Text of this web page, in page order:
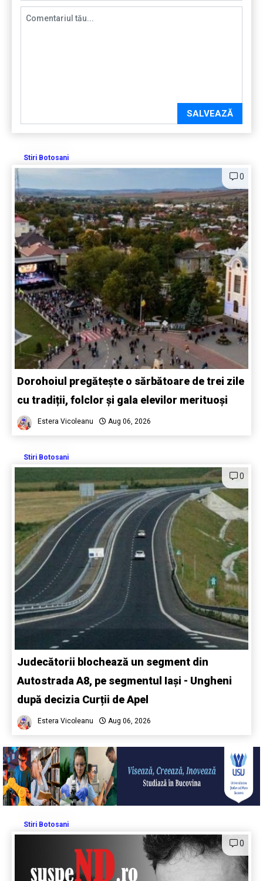
SALVEAZĂ
Stiri Botosani
0
Dorohoiul pregătește o sărbătoare de trei zile
cu tradiții, folclor și gala elevilor merituoși
Estera Vicoleanu Aug 06, 2026
Stiri Botosani
0
Judecătorii blochează un segment din
Autostrada A8, pe segmentul Iași - Ungheni
după decizia Curții de Apel
Estera Vicoleanu Aug 06, 2026
Stiri Botosani
0